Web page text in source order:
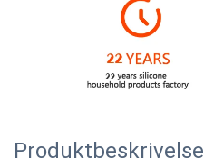
Produktbeskrivelse